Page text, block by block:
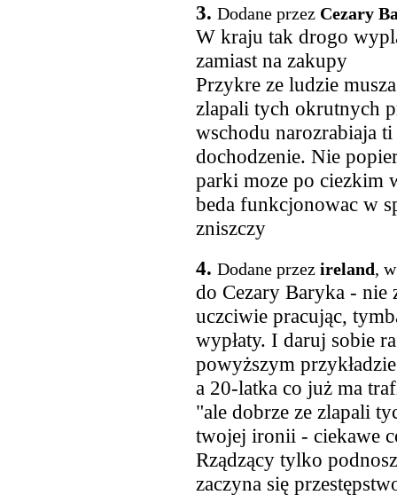
3. Dodane przez Cezary
W kraju tak drogo
zamiast na zakupy
Przykre ze ludzie
zlapali tych okrutnych
wschodu narozrabiaja
dochodzenie. Nie
parki moze po ciezkim
beda funkcjonowac w
zniszczy
4. Dodane przez ireland,
do Cezary Baryka - nie
uczciwie pracując,
wypłaty. I daruj sobie
powyższym
a 20-latka co już ma
"ale dobrze ze zlapali
twojej ironii - ciekawe
Rządzący tylko
zaczyna się